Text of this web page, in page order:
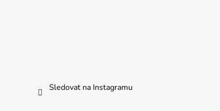
Sledovat na Instagramu